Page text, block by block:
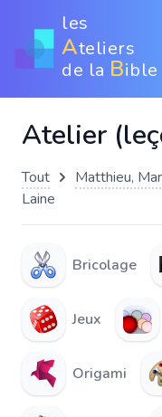
les
Ateliers
de la Bible
Atelier
Tout Matthieu,
Laine
Bricolage
Jeux
Origami